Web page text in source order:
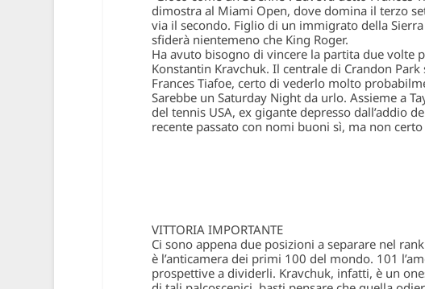
dimostra al Miami Open, dove domina il terzo
via il secondo. Figlio di un immigrato della
sfiderà nientemeno che King Roger.
Ha avuto bisogno di vincere la partita due
Konstantin Kravchuk. Il centrale di Crandon
Frances Tiafoe, certo di vederlo molto
Sarebbe un Saturday Night da urlo. Assieme a
del tennis USA, ex gigante depresso dall’addio
recente passato con nomi buoni sì, ma non certo
VITTORIA IMPORTANTE
Ci sono appena due posizioni a separare nel
è l’anticamera dei primi 100 del mondo. 101
prospettive a dividerli. Kravchuk, infatti, è un